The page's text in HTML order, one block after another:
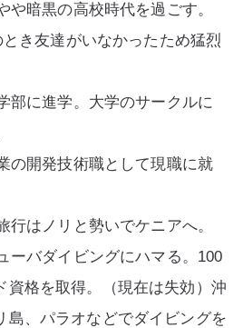
や暗黒の高校時代を過ごす。
き友達がいなかったため猛烈
部に進学。大学のサークルに
の開発技術職として現職に就
行はノリと勢いでケニアへ。
ーバダイビングにハマる。100
格を取得。（現在は失効） 沖
島、パラオなどでダイビングを